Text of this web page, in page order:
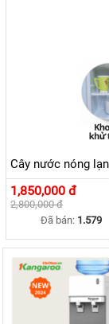
Cây nước nóng
1,850,000 đ
2,800,000 đ
Đã bán: 1.579